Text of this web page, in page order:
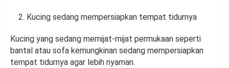
Kucing sedang mempersiapkan tempat tidurnya
Kucing yang sedang memijat-mijat permukaan seperti
bantal atau sofa kemungkinan sedang mempersiapkan
tempat tidurnya agar lebih nyaman.